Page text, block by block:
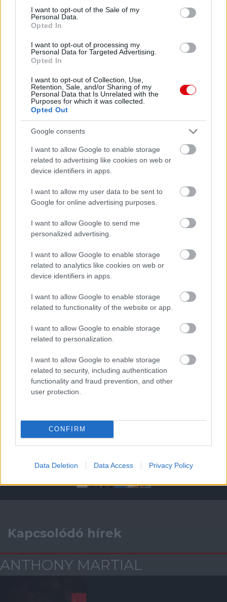
consent section.
I want to opt-out of the Sale of my
Personal Data.
Opted In
I want to opt-out of processing my
Personal Data for Targeted Advertising.
Opted In
I want to opt-out of Collection, Use,
Retention, Sale, and/or Sharing of my
Personal Data that Is Unrelated with the
Purposes for which it was collected.
Opted Out
Google consents
I want to allow Google to enable storage
related to advertising like cookies on web or
device identifiers in apps.
I want to allow my user data to be sent to
Google for online advertising purposes.
I want to allow Google to send me
personalized advertising.
I want to allow Google to enable storage
related to analytics like cookies on web or
device identifiers in apps.
I want to allow Google to enable storage
related to functionality of the website or app.
I want to allow Google to enable storage
related to personalization.
I want to allow Google to enable storage
related to security, including authentication
functionality and fraud prevention, and other
user protection.
CONFIRM
Data Deletion Data Access Privacy Policy
Meccs Center
Paris Saint-Germain
Manchester United
Felkészülési szezon 4. mérkőzés
Nya Ullevi, Göteborg
2026-08-08 17:00
0 nap 17 óra 25 perc 23 másodperc
Leeds Unitedvs Manchester United2026-08-12 20:30
ELŐZŐ MÉRKŐZÉSEK
Támogasd adományoddal
Kapcsolódó hírek
ANTHONY MARTIAL